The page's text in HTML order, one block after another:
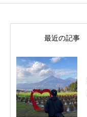
最近の記事